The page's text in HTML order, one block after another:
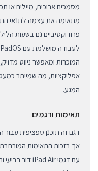
מסמכים ארוכים, מיילים או
מתאימה את עצמה לתנאי
פרודוקטיביים גם בשעות
המוכרות ומאפשר ניווט
אפליקציות, מה שמייתר
המגע.
תאימות ודגמים
אך בזכות התאימות